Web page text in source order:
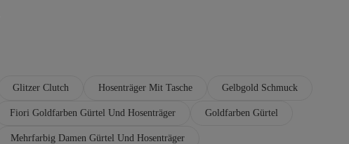
Glitzer Clutch Hosenträger Mit Tasche Gelbgold Schmuck
Fiori Goldfarben Gürtel Und Hosenträger Goldfarben Gürtel
Mehrfarbig Damen Gürtel Und Hosenträger